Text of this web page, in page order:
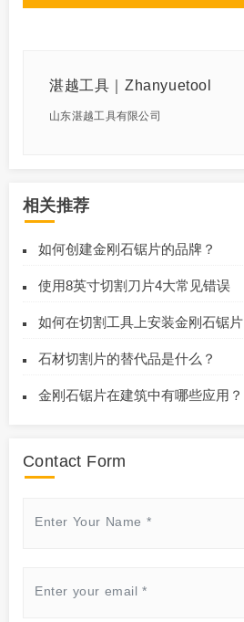
湛越工具｜Zhanyuetool
山东湛越工具有限公司
相关推荐
如何创建金刚石锯片的品牌？
使用8英寸切割刀片4大常见错误
如何在切割工具上安装金刚石锯片
石材切割片的替代品是什么？
金刚石锯片在建筑中有哪些应用？
Contact Form